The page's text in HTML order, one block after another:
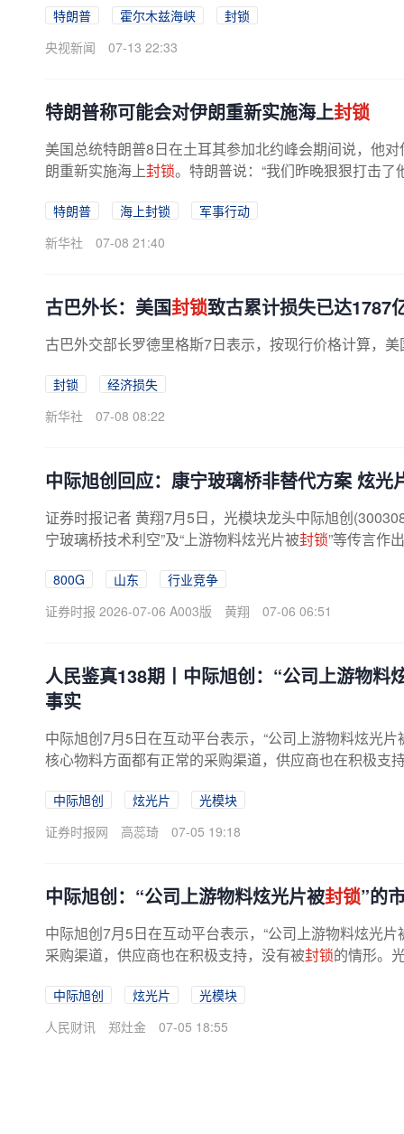
特朗普 霍尔木兹海峡
封锁
央视新闻
07-13 22:33
特朗普称可能会对伊朗重新实施海上封锁
美国总统特朗普8日在土耳其参加北约峰会期间说，他
朗重新实施海上封锁。特朗普说：“我们昨晚狠狠打击
特朗普 海上封锁
军事行动
新华社
07-08 21:40
古巴外长：美国封锁致古累计损失已达1787
古巴外交部长罗德里格斯7日表示，按现行价格计算，
封锁
经济损失
新华社
07-08 08:22
中际旭创回应：康宁玻璃桥非替代方案 炫光
证券时报记者 黄翔7月5日，光模块龙头中际旭创
宁玻璃桥技术利空”及“上游物料炫光片被封锁”等传言作
800G 山东
行业竞争
证券时报 2026-07-06 A003版
黄翔 07-06 06:51
人民鉴真138期丨中际旭创：“公司上游物料
事实
中际旭创7月5日在互动平台表示，“公司上游物料炫光片
核心物料方面都有正常的采购渠道，供应商也在积极支
中际旭创 炫光片
光模块
证券时报网
高蕊琦 07-05 19:18
中际旭创：“公司上游物料炫光片被封锁”的
中际旭创7月5日在互动平台表示，“公司上游物料炫光片
采购渠道，供应商也在积极支持，没有被封锁的情形。
中际旭创 炫光片
光模块
人民财讯
郑灶金 07-05 18:55